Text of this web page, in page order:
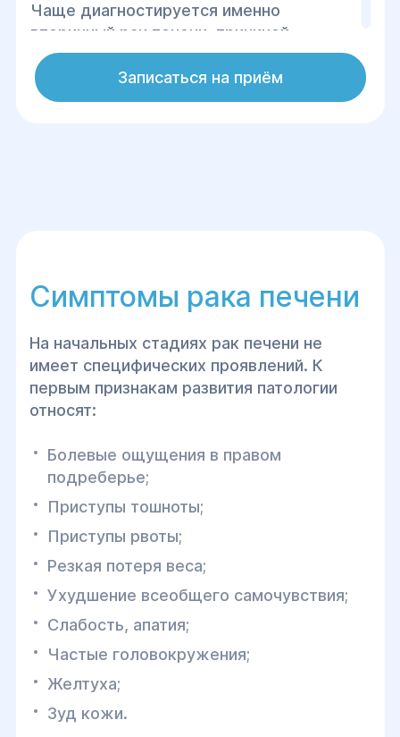
Чаще диагностируется именно
вторичный рак печени, причиной
которого являются злокачественные
новообразования ЖКТ. Согласно
статистике, рак печени занимает 6
Записаться на приём
Симптомы рака печени
На начальных стадиях рак печени не
имеет специфических проявлений. К
первым признакам развития патологии
относят:
Болевые ощущения в правом
подреберье;
Приступы тошноты;
Приступы рвоты;
Резкая потеря веса;
Ухудшение всеобщего самочувствия;
Слабость, апатия;
Частые головокружения;
Желтуха;
Зуд кожи.